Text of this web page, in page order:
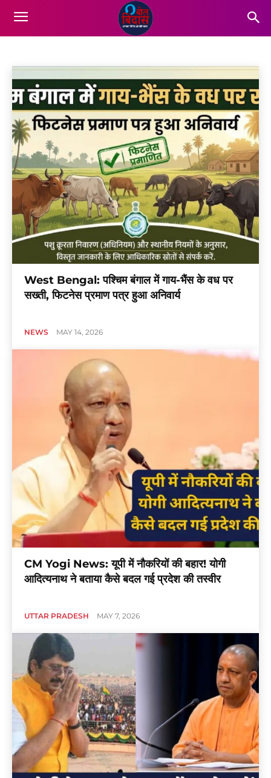
UTTAR PRADESH
West Bengal: पश्चिम बंगाल में गाय-भैंस के वध पर
सख्ती, फिटनेस प्रमाण पत्र हुआ अनिवार्य
NEWS MAY 14, 2026
CM Yogi News: यूपी में नौकरियों की बहार! योगी
आदित्यनाथ ने बताया कैसे बदल गई प्रदेश की तस्वीर
UTTAR PRADESH MAY 7, 2026